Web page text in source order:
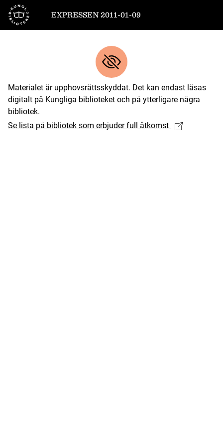
Till startsidan
EXPRESSEN 2011-01-09
Materialet är upphovsrättsskyddat. Det kan endast läsas
digitalt på Kungliga biblioteket och på ytterligare några
bibliotek.
Se lista på bibliotek som erbjuder full åtkomst